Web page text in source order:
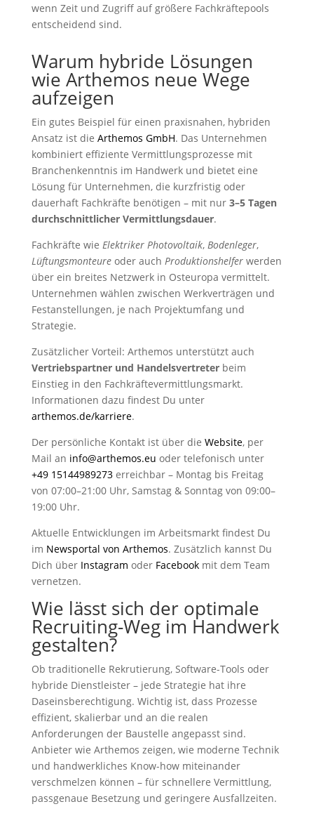
wenn Zeit und Zugriff auf größere Fachkräftepools
entscheidend sind.
Warum hybride Lösungen
wie Arthemos neue Wege
aufzeigen
Ein gutes Beispiel für einen praxisnahen, hybriden
Ansatz ist die Arthemos GmbH. Das Unternehmen
kombiniert effiziente Vermittlungsprozesse mit
Branchenkenntnis im Handwerk und bietet eine
Lösung für Unternehmen, die kurzfristig oder
dauerhaft Fachkräfte benötigen – mit nur 3–5 Tagen
durchschnittlicher Vermittlungsdauer.
Fachkräfte wie Elektriker Photovoltaik, Bodenleger,
Lüftungsmonteureoder auch Produktionshelferwerden
über ein breites Netzwerk in Osteuropa vermittelt.
Unternehmen wählen zwischen Werkverträgen und
Festanstellungen, je nach Projektumfang und
Strategie.
Zusätzlicher Vorteil: Arthemos unterstützt auch
Vertriebspartner und Handelsvertreterbeim
Einstieg in den Fachkräftevermittlungsmarkt.
Informationen dazu findest Du unter
arthemos.de/karriere.
Der persönliche Kontakt ist über die Website, per
Mail an info@arthemos.eu oder telefonisch unter
+49 15144989273erreichbar – Montag bis Freitag
von 07:00–21:00 Uhr, Samstag & Sonntag von 09:00–
19:00 Uhr.
Aktuelle Entwicklungen im Arbeitsmarkt findest Du
im Newsportal von Arthemos. Zusätzlich kannst Du
Dich über Instagram oder Facebookmit dem Team
vernetzen.
Wie lässt sich der optimale
Recruiting-Weg im Handwerk
gestalten?
Ob traditionelle Rekrutierung, Software-Tools oder
hybride Dienstleister – jede Strategie hat ihre
Daseinsberechtigung. Wichtig ist, dass Prozesse
effizient, skalierbar und an die realen
Anforderungen der Baustelle angepasst sind.
Anbieter wie Arthemos zeigen, wie moderne Technik
und handwerkliches Know-how miteinander
verschmelzen können – für schnellere Vermittlung,
passgenaue Besetzung und geringere Ausfallzeiten.